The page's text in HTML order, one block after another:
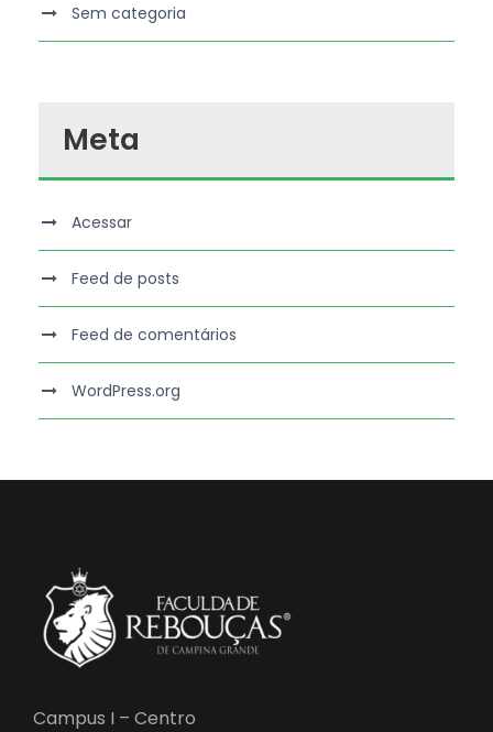
Sem categoria
Meta
Acessar
Feed de posts
Feed de comentários
WordPress.org
Campus I – Centro